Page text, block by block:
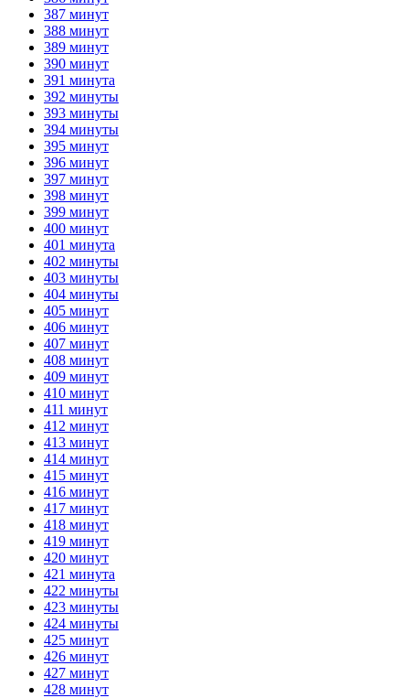
387 минут
388 минут
389 минут
390 минут
391 минута
392 минуты
393 минуты
394 минуты
395 минут
396 минут
397 минут
398 минут
399 минут
400 минут
401 минута
402 минуты
403 минуты
404 минуты
405 минут
406 минут
407 минут
408 минут
409 минут
410 минут
411 минут
412 минут
413 минут
414 минут
415 минут
416 минут
417 минут
418 минут
419 минут
420 минут
421 минута
422 минуты
423 минуты
424 минуты
425 минут
426 минут
427 минут
428 минут